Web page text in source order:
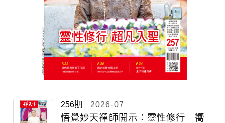
256期 2026-07
悟覺妙天禪師開示：靈性修行 嚮